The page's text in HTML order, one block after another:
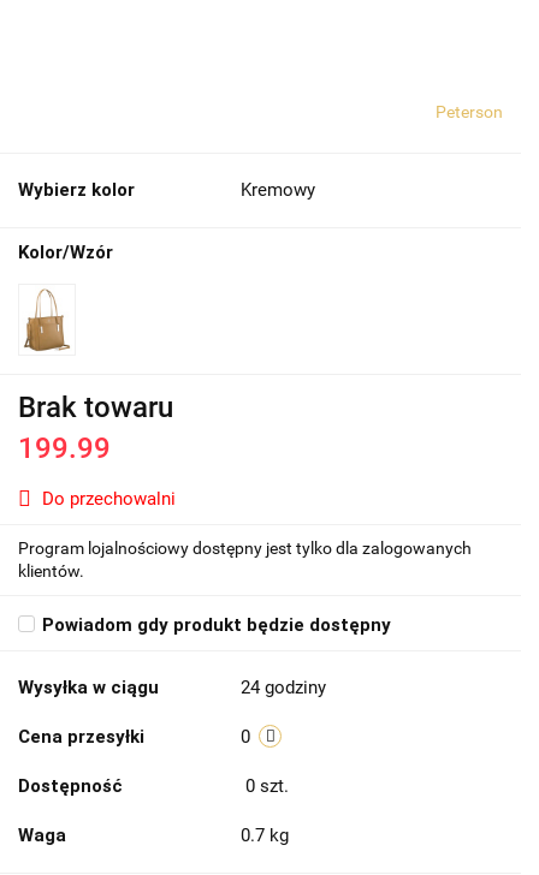
Peterson
Wybierz kolor Kremowy
Kolor/Wzór
Brak towaru
199.99
Do przechowalni
Program lojalnościowy dostępny jest tylko dla zalogowanych
klientów.
Powiadom gdy produkt będzie dostępny
Wysyłka w ciągu 24 godziny
Cena przesyłki 0
Dostępność 0 szt.
Waga 0.7 kg